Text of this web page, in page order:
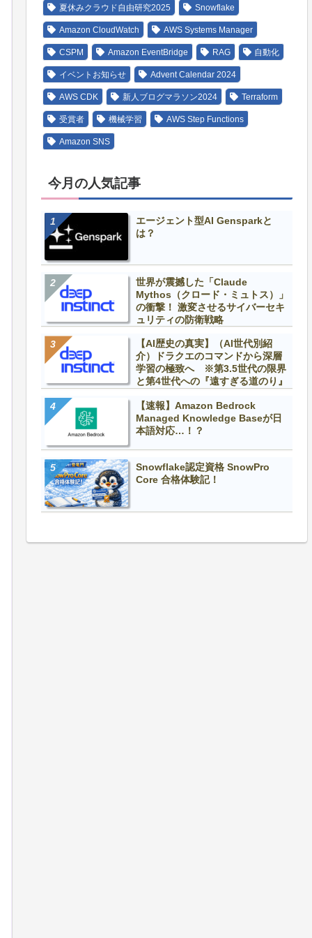
夏休みクラウド自由研究2025 Snowflake
Amazon CloudWatch AWS Systems Manager
CSPM Amazon EventBridge RAG 自動化
イベントお知らせ Advent Calendar 2024
AWS CDK 新人ブログマラソン2024 Terraform
受賞者 機械学習 AWS Step Functions
Amazon SNS
今月の人気記事
エージェント型AI Gensparkと
は？
世界が震撼した「Claude
Mythos（クロード・ミュトス）」
の衝撃！ 激変させるサイバーセキ
ュリティの防衛戦略
【AI歴史の真実】（AI世代別紹
介）ドラクエのコマンドから深層
学習の極致へ ※第3.5世代の限界
と第4世代への『遠すぎる道のり』
【速報】Amazon Bedrock
Managed Knowledge Baseが日
本語対応…！？
Snowflake認定資格 SnowPro
Core 合格体験記！